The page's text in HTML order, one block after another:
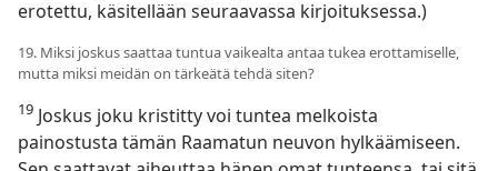
erotettu, käsitellään seuraavassa kirjoituksessa.)
19. Miksi joskus saattaa tuntua vaikealta antaa tukea erottamiselle,
mutta miksi meidän on tärkeätä tehdä siten?
19 Joskus joku kristitty voi tuntea melkoista
painostusta tämän Raamatun neuvon hylkäämiseen.